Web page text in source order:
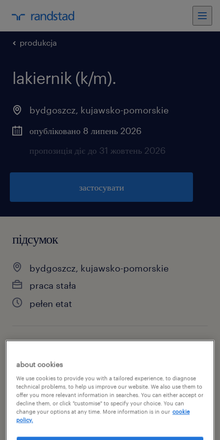
produkcja
lakiernik (k/m).
bydgoszcz, kujawsko-pomorskie
опубліковано 8 липень 2026
пропозиція діє до 31 жовтень 2026
застосувати
підсумок
bydgoszcz, kujawsko-pomorskie
praca stała
pełen etat
produkcja
номер посилання
47126381
about cookies
We use cookies to provide you with a tailored experience, to diagnose
technical problems, to help us improve our website. We also use them to
offer you more relevant information in searches. You can either accept or
decline them, or click "customise" to specify your choice. You can
change your options at any time. More information is in our cookie
policy.